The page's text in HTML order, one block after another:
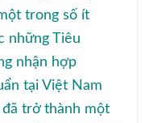
trong số ít
những Tiêu
nhận hợp
tại Việt Nam
đã trở thành một